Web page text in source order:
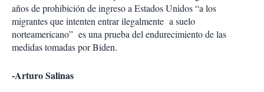
años de prohibición de ingreso a Estados Unidos “a los
migrantes que intenten entrar ilegalmente a suelo
norteamericano” es una prueba del endurecimiento de las
medidas tomadas por Biden.
-Arturo Salinas